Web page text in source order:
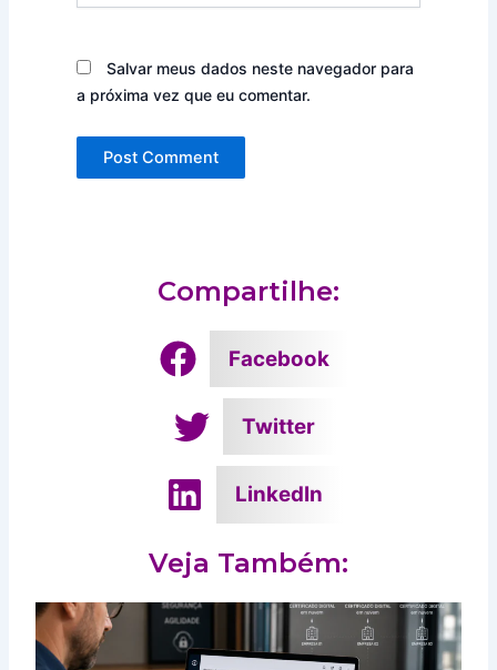
Salvar meus dados neste navegador para
a próxima vez que eu comentar.
Compartilhe:
Facebook
Twitter
LinkedIn
Veja Também: